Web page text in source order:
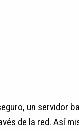
un servidor
de la red. Así